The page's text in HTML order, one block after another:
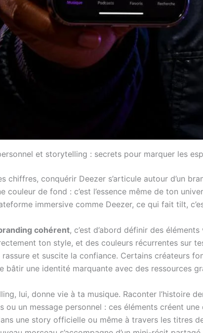
et storytelling : secrets pour marquer les
chiffres, conquérir Deezer s’articule autour d’un
couleur de fond : c’est l’essence même de ton
immersive comme Deezer, ce qui fait tilt,
cohérent, c’est d’abord définir des
ton style, et des couleurs récurrentes sur
rassure et suscite la confiance. Certains créateurs
bâtir une identité marquante avec des ressources
lui, donne vie à ta musique. Raconter l’histoire
ou un message personnel : ces éléments créent
une story officielle ou même à travers les titres